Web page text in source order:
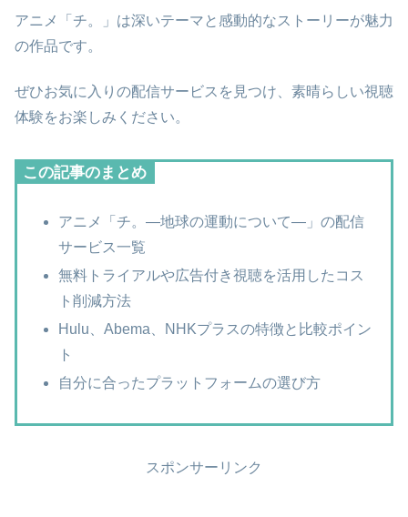
アニメ「チ。」は深いテーマと感動的なストーリーが魅力
の作品です。
ぜひお気に入りの配信サービスを見つけ、素晴らしい視聴
体験をお楽しみください。
この記事のまとめ
アニメ「チ。―地球の運動について―」の配信
サービス一覧
無料トライアルや広告付き視聴を活用したコス
ト削減方法
Hulu、Abema、NHKプラスの特徴と比較ポイン
ト
自分に合ったプラットフォームの選び方
スポンサーリンク